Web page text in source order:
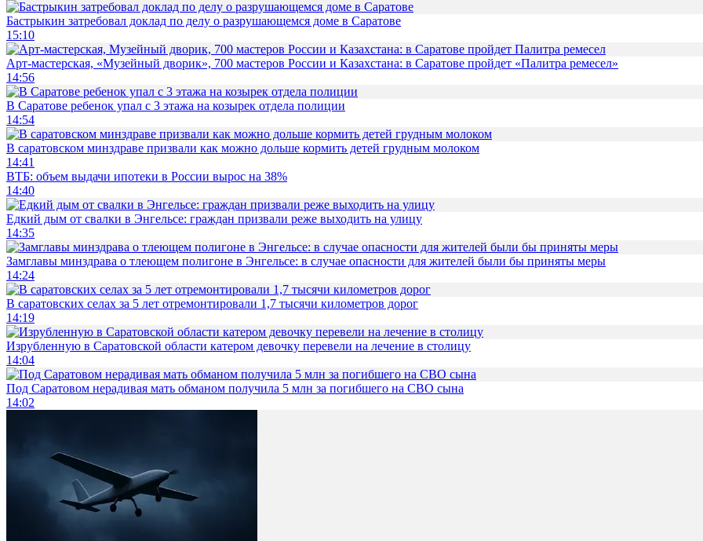
Бастрыкин затребовал доклад по делу о разрушающемся доме в Саратове
15:10
Арт-мастерская, «Музейный дворик», 700 мастеров России и Казахстана: в Саратове пройдет «Палитра ремесел»
14:56
В Саратове ребенок упал с 3 этажа на козырек отдела полиции
14:54
В саратовском минздраве призвали как можно дольше кормить детей грудным молоком
14:41
ВТБ: объем выдачи ипотеки в России вырос на 38%
14:40
Едкий дым от свалки в Энгельсе: граждан призвали реже выходить на улицу
14:35
Замглавы минздрава о тлеющем полигоне в Энгельсе: в случае опасности для жителей были бы приняты меры
14:24
В саратовских селах за 5 лет отремонтировали 1,7 тысячи километров дорог
14:19
Изрубленную в Саратовской области катером девочку перевели на лечение в столицу
14:04
Под Саратовом нерадивая мать обманом получила 5 млн за погибшего на СВО сына
14:02